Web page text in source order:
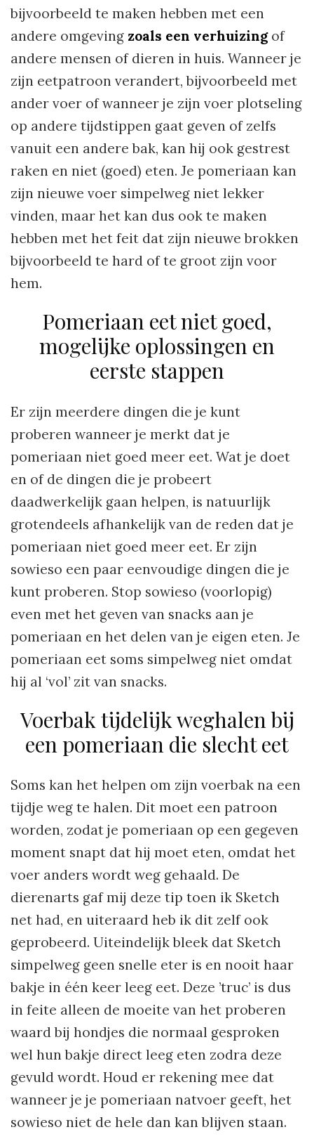
bijvoorbeeld te maken hebben met een
andere omgeving zoals een verhuizingof
andere mensen of dieren in huis. Wanneer je
zijn eetpatroon verandert, bijvoorbeeld met
ander voer of wanneer je zijn voer plotseling
op andere tijdstippen gaat geven of zelfs
vanuit een andere bak, kan hij ook gestrest
raken en niet (goed) eten. Je pomeriaan kan
zijn nieuwe voer simpelweg niet lekker
vinden, maar het kan dus ook te maken
hebben met het feit dat zijn nieuwe brokken
bijvoorbeeld te hard of te groot zijn voor
hem.
Pomeriaan eet niet goed,
mogelijke oplossingen en
eerste stappen
Er zijn meerdere dingen die je kunt
proberen wanneer je merkt dat je
pomeriaan niet goed meer eet. Wat je doet
en of de dingen die je probeert
daadwerkelijk gaan helpen, is natuurlijk
grotendeels afhankelijk van de reden dat je
pomeriaan niet goed meer eet. Er zijn
sowieso een paar eenvoudige dingen die je
kunt proberen. Stop sowieso (voorlopig)
even met het geven van snacks aan je
pomeriaan en het delen van je eigen eten. Je
pomeriaan eet soms simpelweg niet omdat
hij al ‘vol’ zit van snacks.
Voerbak tijdelijk weghalen bij
een pomeriaan die slecht eet
Soms kan het helpen om zijn voerbak na een
tijdje weg te halen. Dit moet een patroon
worden, zodat je pomeriaan op een gegeven
moment snapt dat hij moet eten, omdat het
voer anders wordt weg gehaald. De
dierenarts gaf mij deze tip toen ik Sketch
net had, en uiteraard heb ik dit zelf ook
geprobeerd. Uiteindelijk bleek dat Sketch
simpelweg geen snelle eter is en nooit haar
bakje in één keer leeg eet. Deze ’truc’ is dus
in feite alleen de moeite van het proberen
waard bij hondjes die normaal gesproken
wel hun bakje direct leeg eten zodra deze
gevuld wordt. Houd er rekening mee dat
wanneer je je pomeriaan natvoer geeft, het
sowieso niet de hele dan kan blijven staan.